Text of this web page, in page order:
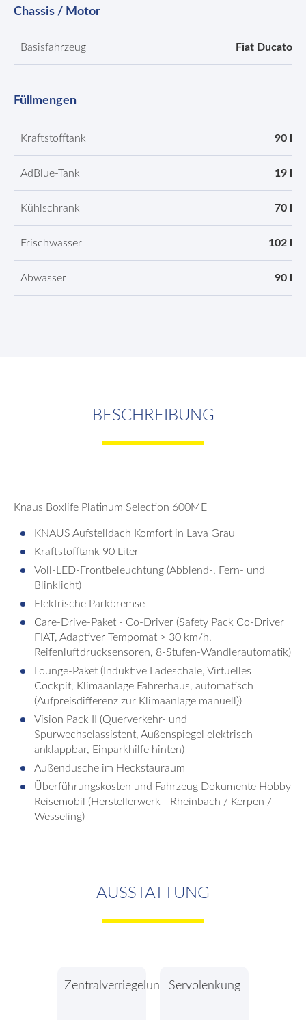
Chassis / Motor
Basisfahrzeug Fiat Ducato
Füllmengen
Kraftstofftank 90 l
AdBlue-Tank 19 l
Kühlschrank 70 l
Frischwasser 102 l
Abwasser 90 l
BESCHREIBUNG
Knaus Boxlife Platinum Selection 600ME
KNAUS Aufstelldach Komfort in Lava Grau
Kraftstofftank 90 Liter
Voll-LED-Frontbeleuchtung (Abblend-, Fern- und
Blinklicht)
Elektrische Parkbremse
Care-Drive-Paket - Co-Driver (Safety Pack Co-Driver
FIAT, Adaptiver Tempomat > 30 km/h,
Reifenluftdrucksensoren, 8-Stufen-Wandlerautomatik)
Lounge-Paket (Induktive Ladeschale, Virtuelles
Cockpit, Klimaanlage Fahrerhaus, automatisch
(Aufpreisdifferenz zur Klimaanlage manuell))
Vision Pack II (Querverkehr- und
Spurwechselassistent, Außenspiegel elektrisch
anklappbar, Einparkhilfe hinten)
Außendusche im Heckstauraum
Überführungskosten und Fahrzeug Dokumente Hobby
Reisemobil (Herstellerwerk - Rheinbach / Kerpen /
Wesseling)
AUSSTATTUNG
Zentralverriegelung Servolenkung